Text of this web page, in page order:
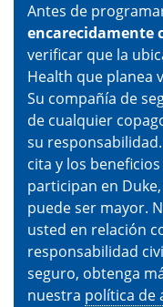
Antes de
encarecidamente
verificar que la
Health que planea
Su compañía de
de cualquier
su
cita y los
participan en
puede ser mayor.
usted en relación
responsabilidad
seguro, obtenga
nuestra política de